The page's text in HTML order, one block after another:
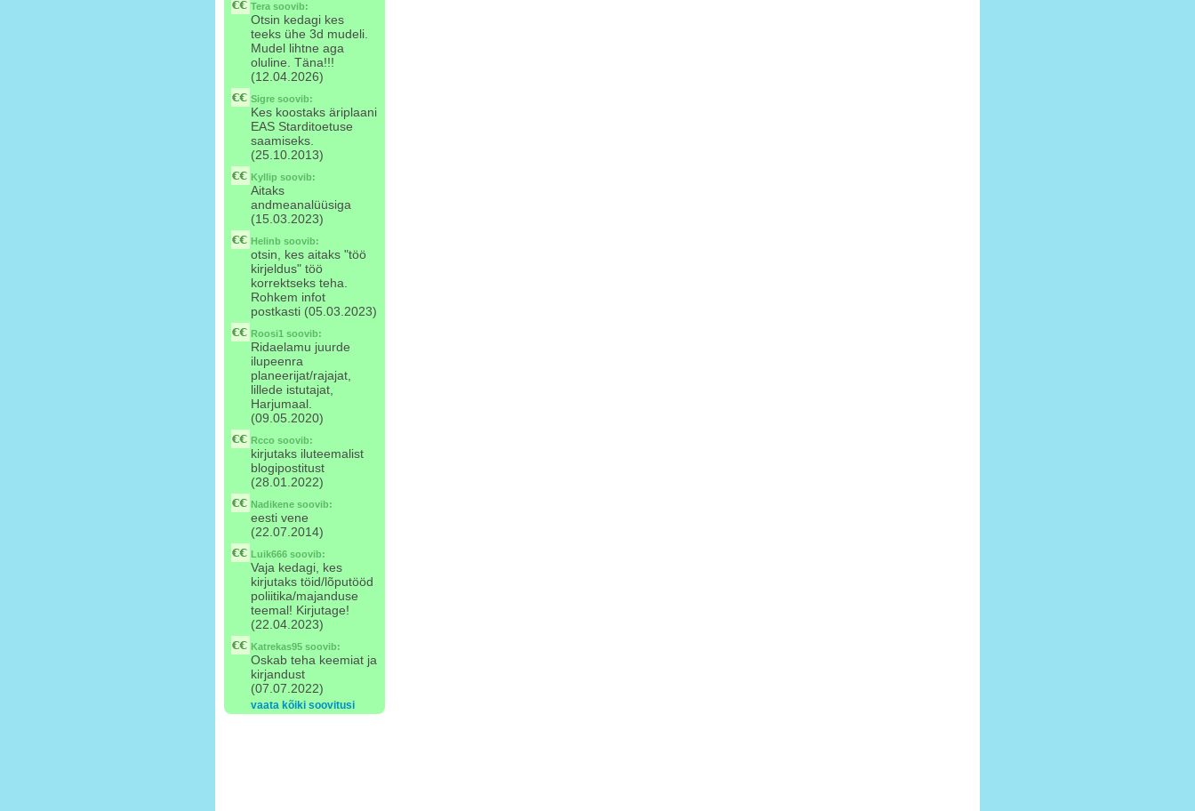
Tera soovib:
Otsin kedagi kes
teeks ühe 3d mudeli.
Mudel lihtne aga
oluline. Täna!!!
(12.04.2026)
Sigre soovib:
Kes koostaks äriplaani
EAS Starditoetuse
saamiseks.
(25.10.2013)
Kyllip soovib:
Aitaks
andmeanalüüsiga
(15.03.2023)
Helinb soovib:
otsin, kes aitaks "töö
kirjeldus" töö
korrektseks teha.
Rohkem infot
postkasti (05.03.2023)
Roosi1 soovib:
Ridaelamu juurde
ilupeenra
planeerijat/rajajat,
lillede istutajat,
Harjumaal.
(09.05.2020)
Rcco soovib:
kirjutaks iluteemalist
blogipostitust
(28.01.2022)
Nadikene soovib:
eesti vene
(22.07.2014)
Luik666 soovib:
Vaja kedagi, kes
kirjutaks töid/lõputööd
poliitika/majanduse
teemal! Kirjutage!
(22.04.2023)
Katrekas95 soovib:
Oskab teha keemiat ja
kirjandust
(07.07.2022)
vaata kõiki soovitusi